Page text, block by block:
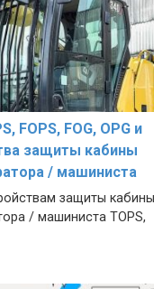
FOPS, FOG, OPG и
защиты кабины
/ машиниста
защиты кабины
/ машиниста TOPS,